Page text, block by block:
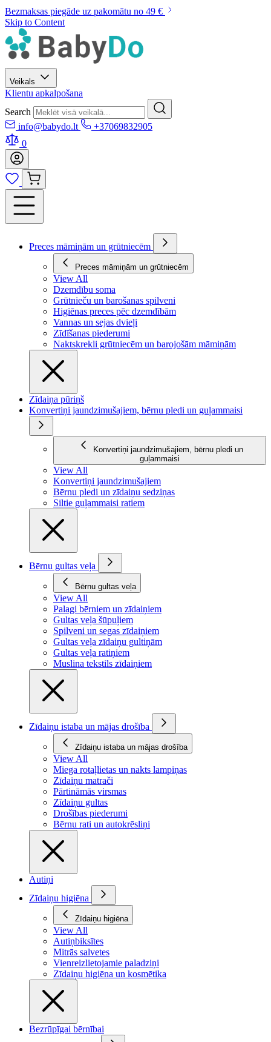
Bezmaksas piegāde uz pakomātu no 49 €
Skip to Content
Veikals
Klientu apkalpošana
Search
info@babydo.lt
+37069832905
0
Preces māmiņām un grūtniecēm
Preces māmiņām un grūtniecēm
View All
Dzemdību soma
Grūtnieču un barošanas spilveni
Higiēnas preces pēc dzemdībām
Vannas un sejas dvieļi
Zīdīšanas piederumi
Naktskrekli grūtniecēm un barojošām māmiņām
Zīdaiņa pūriņš
Konvertiņi jaundzimušajiem, bērnu pledi un guļammaisi
Konvertiņi jaundzimušajiem, bērnu pledi un
guļammaisi
View All
Konvertiņi jaundzimušajiem
Bērnu pledi un zīdaiņu sedziņas
Siltie guļammaisi ratiem
Bērnu gultas veļa
Bērnu gultas veļa
View All
Palagi bērniem un zīdaiņiem
Gultas veļa šūpuļiem
Spilveni un segas zīdaiņiem
Gultas veļa zīdaiņu gultiņām
Gultas veļa ratiņiem
Muslina tekstils zīdaiņiem
Zīdaiņu istaba un mājas drošība
Zīdaiņu istaba un mājas drošība
View All
Miega rotaļlietas un nakts lampiņas
Zīdaiņu matrači
Pārtināmās virsmas
Zīdaiņu gultas
Drošības piederumi
Bērnu rati un autokrēsliņi
Autiņi
Zīdaiņu higiēna
Zīdaiņu higiēna
View All
Autiņbiksītes
Mitrās salvetes
Vienreizlietojamie paladziņi
Zīdaiņu higiēna un kosmētika
Bezrūpīgai bērnībai